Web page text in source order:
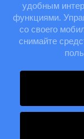
удобным
функциями.
со своего
снимайте